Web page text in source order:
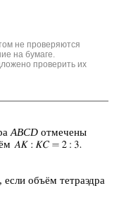
не проверяются
на бумаге.
проверить их
ABCD от­ме­че­ны
, если объём тет­ра­эд­ра